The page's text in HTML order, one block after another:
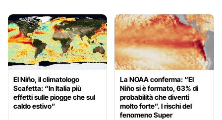
El Niño, il climatologo
Scafetta: “In Italia più
effetti sulle piogge che sul
caldo estivo”
La NOAA conferma: “El
Niño si è formato, 63% di
probabilità che diventi
molto forte”. I rischi del
fenomeno Super